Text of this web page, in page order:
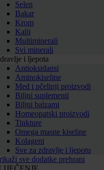
Selen
Bakar
Krom
Kalij
Multiminerali
Svi minerali
i ljepota
Antioksidansi
Aminokiseline
Med i pčelinji proizvodi
Biljni suplementi
Biljni balzami
Homeopatski proizvodi
Tinkture
Omega masne kiseline
Kolageni
Sve za zdravlje i ljepotu
sve dodatke prehrani